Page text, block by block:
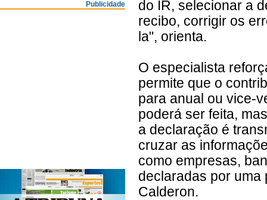
Publicidade
do IR, selecionar a
recibo, corrigir os
la", orienta.
O especialista
permite que o
para anual ou vice-
poderá ser feita,
a declaração é
cruzar as
como empresas,
declaradas por uma
Calderon.